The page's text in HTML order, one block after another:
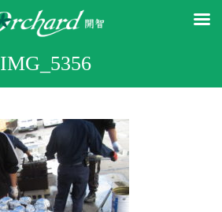
IMG_5356